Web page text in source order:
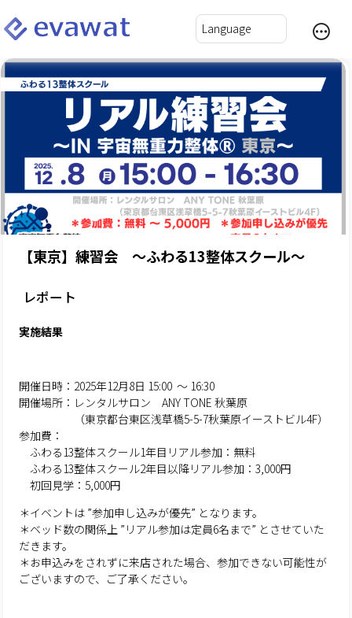
【東京】練習会 ～ふわる13整体スクール～
レポート
実施結果
開催日時：2025年12月8日 15:00 ～ 16:30
開催場所：レンタルサロン ANY TONE 秋葉原
（東京都台東区浅草橋5-5-7秋葉原イーストビル4F）
参加費：
ふわる13整体スクール1年目リアル参加：無料
ふわる13整体スクール2年目以降リアル参加：3,000円
初回見学：5,000円
＊イベントは ”参加申し込みが優先” となります。
＊ベッド数の関係上 ”リアル参加は定員6名まで” とさせていた
だきます。
＊お申込みをされずに来店された場合、参加できない可能性が
ございますので、ご了承ください。